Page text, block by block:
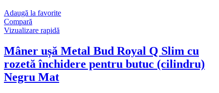
Adaugă la favorite
Compară
Vizualizare rapidă
Mâner ușă Metal Bud Royal Q Slim cu
rozetă închidere pentru butuc (cilindru)
Negru Mat